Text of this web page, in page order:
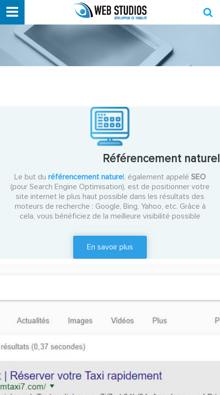
Référencement naturel
Le but du référencement nature , également appelé SEO
(pour Search Engine Optimisation), est de positionner votre
site internet le plus haut possible dans les résultats des
moteurs de recherche : Google, Bing, Yahoo, etc. Grâce à
cela, vous bénéficiez de la meilleure visibilité possible
En savoir plus